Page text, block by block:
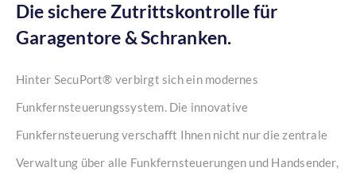
Die sichere Zutrittskontrolle für
Garagentore & Schranken.
Hinter SecuPort® verbirgt sich ein modernes
Funkfernsteuerungssystem. Die innovative
Funkfernsteuerung verschafft Ihnen nicht nur die zentrale
Verwaltung über alle Funkfernsteuerungen und Handsender,